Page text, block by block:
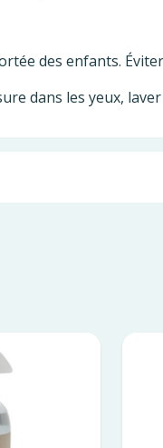
des enfants.
dans les yeux,